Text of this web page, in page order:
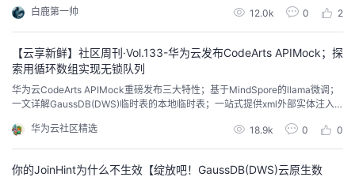
仓 GaussDB（DWS） 3.0 的核心技术与划时代意义。
白鹿第一帅 12.0k 0 2
【云享新鲜】社区周刊·Vol.133-华为云发布CodeArts APIMock；探
索用循环数组实现无锁队列
华为云CodeArts APIMock重磅发布三大特性；基于MindSpore的llama微调；
一文详解GaussDB(DWS)临时表的本地临时表；一站式提供xml外部实体注入
具... 华为云社区精选 18.9k 0 0
你的JoinHint为什么不生效【绽放吧！GaussDB(DWS)云原生数